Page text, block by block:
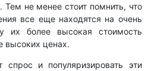
Тем не менее стоит помнить, что
все еще находятся на очень
их более высокая стоимость
высоких ценах.
спрос и популяризировать эти